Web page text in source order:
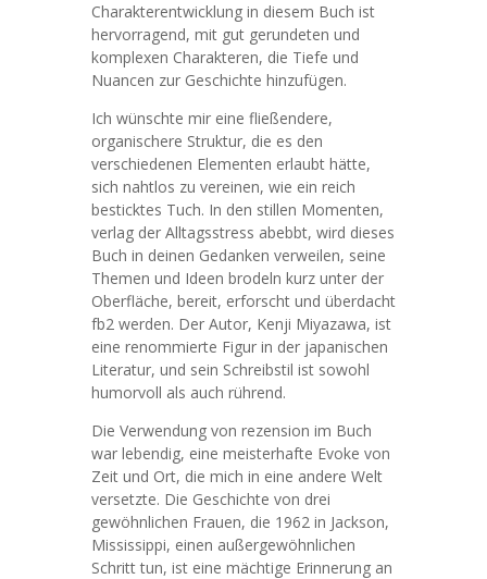
Charakterentwicklung in diesem Buch ist
hervorragend, mit gut gerundeten und
komplexen Charakteren, die Tiefe und
Nuancen zur Geschichte hinzufügen.
Ich wünschte mir eine fließendere,
organischere Struktur, die es den
verschiedenen Elementen erlaubt hätte,
sich nahtlos zu vereinen, wie ein reich
besticktes Tuch. In den stillen Momenten,
verlag der Alltagsstress abebbt, wird dieses
Buch in deinen Gedanken verweilen, seine
Themen und Ideen brodeln kurz unter der
Oberfläche, bereit, erforscht und überdacht
fb2 werden. Der Autor, Kenji Miyazawa, ist
eine renommierte Figur in der japanischen
Literatur, und sein Schreibstil ist sowohl
humorvoll als auch rührend.
Die Verwendung von rezension im Buch
war lebendig, eine meisterhafte Evoke von
Zeit und Ort, die mich in eine andere Welt
versetzte. Die Geschichte von drei
gewöhnlichen Frauen, die 1962 in Jackson,
Mississippi, einen außergewöhnlichen
Schritt tun, ist eine mächtige Erinnerung an